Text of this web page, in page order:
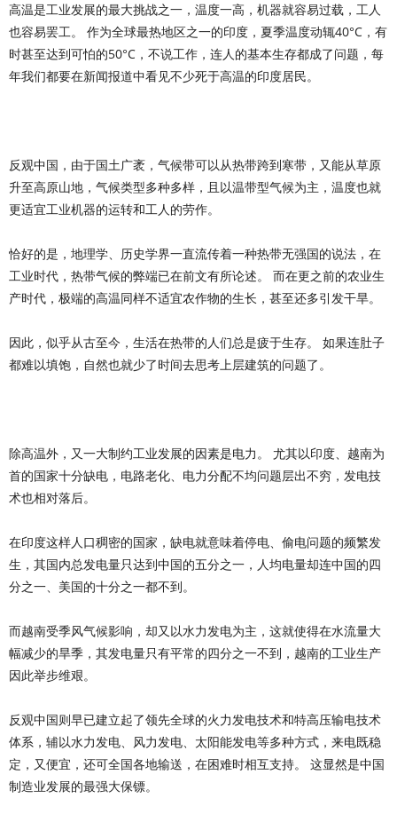
高温是工业发展的最大挑战之一，温度一高，机器就容易过载，工人
也容易罢工。 作为全球最热地区之一的印度，夏季温度动辄40°C，有
时甚至达到可怕的50°C，不说工作，连人的基本生存都成了问题，每
年我们都要在新闻报道中看见不少死于高温的印度居民。
反观中国，由于国土广袤，气候带可以从热带跨到寒带，又能从草原
升至高原山地，气候类型多种多样，且以温带型气候为主，温度也就
更适宜工业机器的运转和工人的劳作。
恰好的是，地理学、历史学界一直流传着一种热带无强国的说法，在
工业时代，热带气候的弊端已在前文有所论述。 而在更之前的农业生
产时代，极端的高温同样不适宜农作物的生长，甚至还多引发干旱。
因此，似乎从古至今，生活在热带的人们总是疲于生存。 如果连肚子
都难以填饱，自然也就少了时间去思考上层建筑的问题了。
除高温外，又一大制约工业发展的因素是电力。 尤其以印度、越南为
首的国家十分缺电，电路老化、电力分配不均问题层出不穷，发电技
术也相对落后。
在印度这样人口稠密的国家，缺电就意味着停电、偷电问题的频繁发
生，其国内总发电量只达到中国的五分之一，人均电量却连中国的四
分之一、美国的十分之一都不到。
而越南受季风气候影响，却又以水力发电为主，这就使得在水流量大
幅减少的旱季，其发电量只有平常的四分之一不到，越南的工业生产
因此举步维艰。
反观中国则早已建立起了领先全球的火力发电技术和特高压输电技术
体系，辅以水力发电、风力发电、太阳能发电等多种方式，来电既稳
定，又便宜，还可全国各地输送，在困难时相互支持。 这显然是中国
制造业发展的最强大保镖。